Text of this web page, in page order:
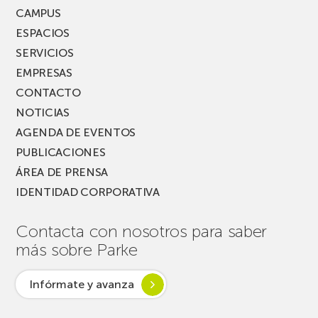
CAMPUS
ESPACIOS
SERVICIOS
EMPRESAS
CONTACTO
NOTICIAS
AGENDA DE EVENTOS
PUBLICACIONES
ÁREA DE PRENSA
IDENTIDAD CORPORATIVA
Contacta con nosotros para saber
más sobre Parke
Infórmate y avanza